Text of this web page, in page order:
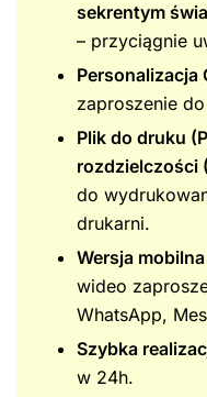
sekrentym
– przyciągnie
Personalizacja
zaproszenie
Plik do druku
rozdzielczości
do
drukarni.
Wersja
wideo
WhatsApp,
Szybka
w 24h.